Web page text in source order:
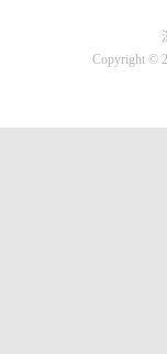
Copyright ©